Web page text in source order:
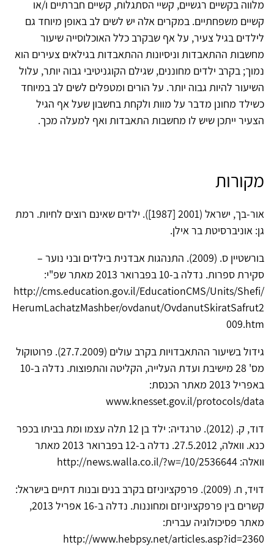
מלווה בקשיים רגשיים, קשיי הסתגלות, קשיים חברתיים ו/או
קשיים משפחתיים. במקרים אלה יש לשים לב באופן מיוחד גם
לילדים בגיל צעיר, על אף שבקרב כלל האוכלוסייה שיעור
מחשבות ההתאבדות וניסיונות ההתאבדות בגילאים צעירים הוא
נמוך; בקרב ילדים מחוננים, שגילם הקוגניטיבי גבוה יותר, עלול
השיעור להיות גבוה יותר. על הורים ומטפלים לשים לב במיוחד
כשילד מחונן מדבר על מוות ולקחת בחשבון שעל אף הגיל
הצעיר ייתכן שיש לו מחשבות התאבדות ואף למעלה מכך.
מקורות
אור-בך, ישראל (2001 [1987]). ילדים שאינם רוצים לחיות. רמת
גן: אוניברסיטת בר אילן.
בורשטיין ס. (2009). התנהגות אבדנית בילדים ובני נוער –
סקירת ספרות. נדלה ב-10 בפברואר 2013 מאתר שפ"י:
http://cms.education.gov.il/EducationCMS/Units/Shefi/
HerumLachatzMashber/ovdanut/OvdanutSkiratSafrut2
009.htm
גידול בשיעור ההתאבדויות בקרב עולים (27.7.2009). פרוטוקול
מס' 28 מישיבת ועדת העלייה, הקליטה והתפוצות. נדלה ב-10
באפריל 2013 מאתר הכנסת:
www.knesset.gov.il/protocols/data
דוד, ק. (2012). טרגדיה: ילד בן 12 תלה עצמו ומת בביתו בכפר
כנא. וואלה, 27.5.2012. נדלה ב-12 בפברואר 2013 מאתר
וואלה: http://news.walla.co.il/?w=/10/2536644
דויד, ח. (2009). פרפקציוניזם בקרב בנים ובנות דתיים בישראל:
קשרים בין פרפקציוניזם ומחוננות. נדלה ב-‏16 ‏אפריל ‏2013,
מאתר פסיכולוגיה עברית:
http://www.hebpsy.net/articles.asp?id=2360